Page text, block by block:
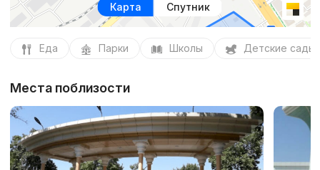
Карта Спутник
Еда Парки Школы Детские сады
Места поблизости